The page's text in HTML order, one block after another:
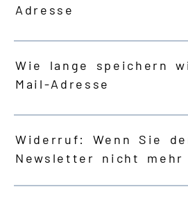
Adresse
Wie lange speichern
Mail-Adresse
Widerruf: Wenn Sie
Newsletter nicht mehr